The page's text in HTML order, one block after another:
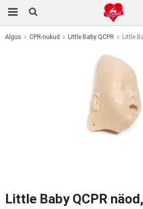
Algus CPR-nukud Little Baby QCPR Little
Little Baby QCPR